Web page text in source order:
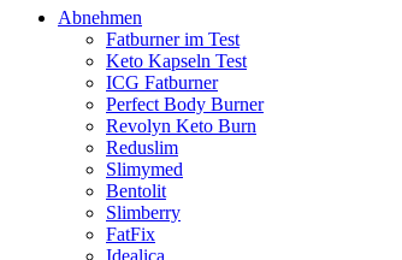
Abnehmen
Fatburner im Test
Keto Kapseln Test
ICG Fatburner
Perfect Body Burner
Revolyn Keto Burn
Reduslim
Slimymed
Bentolit
Slimberry
FatFix